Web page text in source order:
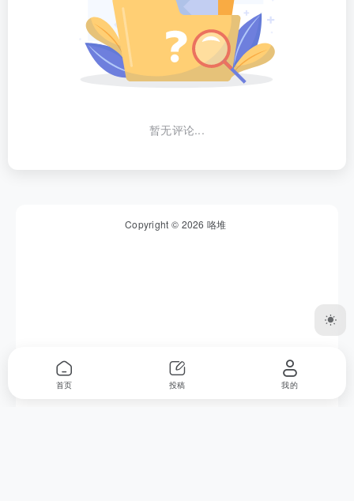
暂无评论...
Copyright © 2026咯堆
免责声明|网站地图
首页 投稿 我的